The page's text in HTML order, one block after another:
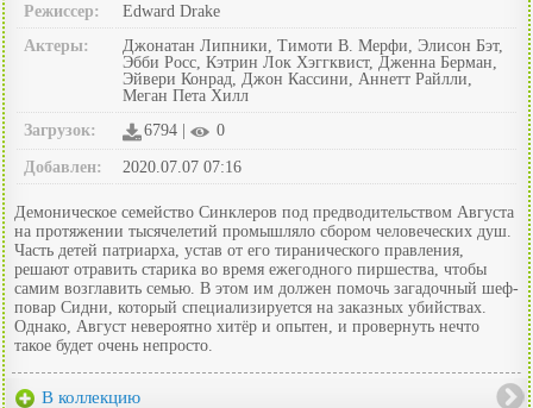
Режиссер:
Edward Drake
Актеры:
Джонатан Липники, Тимоти В. Мерфи, Элисон Бэт,
Эбби Росс, Кэтрин Лок Хэггквист, Дженна Берман,
Эйвери Конрад, Джон Кассини, Аннетт Райлли,
Меган Пета Хилл
Загрузок:
6794 | 0
Добавлен: 2020.07.07 07:16
Демоническое семейство Синклеров под предводительством Августа
на протяжении тысячелетий промышляло сбором человеческих душ.
Часть детей патриарха, устав от его тиранического правления,
решают отравить старика во время ежегодного пиршества, чтобы
самим возглавить семью. В этом им должен помочь загадочный шеф-
повар Сидни, который специализируется на заказных убийствах.
Однако, Август невероятно хитёр и опытен, и провернуть нечто
такое будет очень непросто.
В коллекцию